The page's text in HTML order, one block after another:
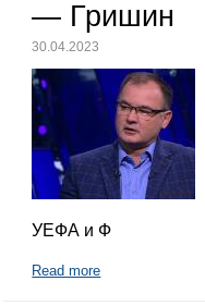
— Гришин
30.04.2023
УЕФА и Ф
Read more